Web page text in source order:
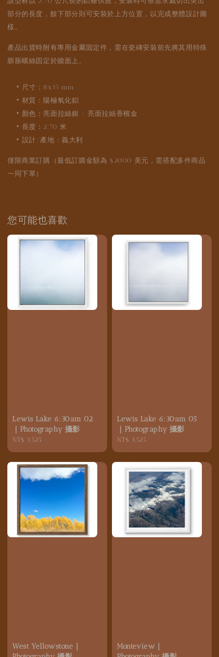
部分的長度，餘下部分則可安裝於上方位置，以完成整體設計圖
樣。
產品出貨時附有專用金屬固定件，需在瓷磚安裝前先將其用特殊
膨脹螺絲固定於牆面上。
• 尺寸：8x15 mm
• 材質：陽極氧化鋁
• 顏色：亮面拉絲銀 / 亮面拉絲香檳金
• 長度：2.70 米
• 設計/產地：義大利
僅限商業訂購（最低訂購金額為 $2000 美元，需搭配多件商品
一同下單）
您可能也喜歡
Lewis Lake 6:30am 02
｜Photography 攝影
Regular
NT$ 3,525
Lewis Lake 6:30am 05
｜Photography 攝影
Regular
NT$ 3,525
West Yellowstone｜
Monteview｜